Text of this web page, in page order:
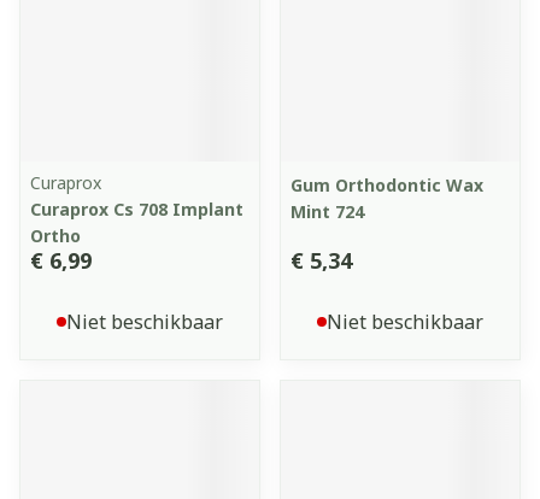
Curaprox
Curaprox Cs 708 Implant
Ortho
€ 6,99
Niet beschikbaar
Gum Orthodontic Wax
Mint 724
€ 5,34
Niet beschikbaar